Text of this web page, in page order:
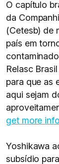
O capítulo
da
(Cetesb) de
país em
Relasc
para que as
aqui sejam
get more
Yoshikawa
subsídio